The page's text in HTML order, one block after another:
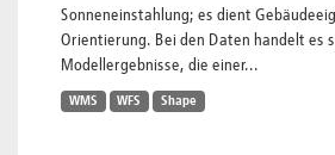
Sonneneinstahlung; es dient
Orientierung. Bei den Daten handelt es
Modellergebnisse, die einer...
WMS WFS Shape